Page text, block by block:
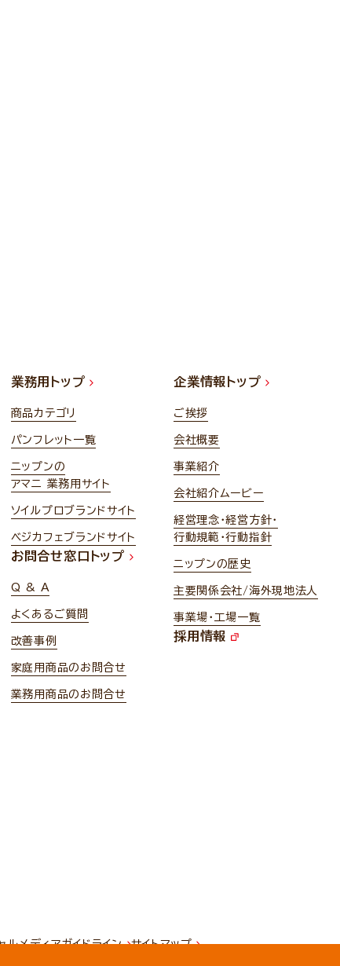
業務用トップ
商品カテゴリ
パンフレット一覧
ニップンの
アマニ 業務用サイト
ソイルプロブランドサイト
ベジカフェブランドサイト
お問合せ窓口トップ
Q & A
よくあるご質問
改善事例
家庭用商品のお問合せ
業務用商品のお問合せ
企業情報トップ
ご挨拶
会社概要
事業紹介
会社紹介ムービー
経営理念・経営方針・
行動規範・行動指針
ニップンの歴史
主要関係会社/海外現地法人
事業場・工場一覧
採用情報
ルメディアガイドライン サイトマップ